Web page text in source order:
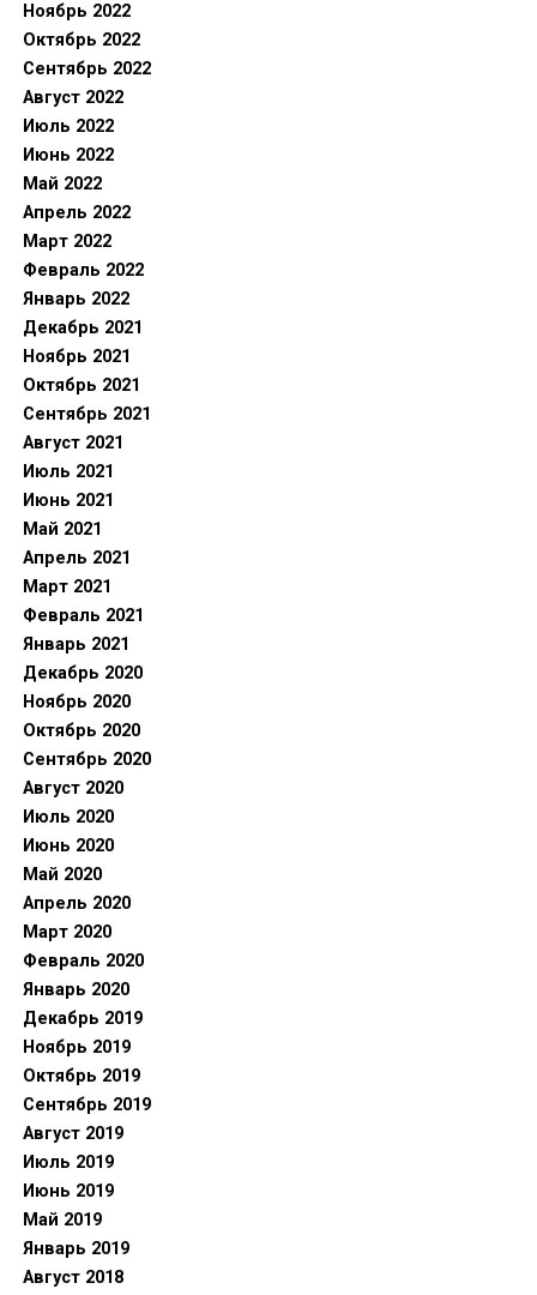
Ноябрь 2022
Октябрь 2022
Сентябрь 2022
Август 2022
Июль 2022
Июнь 2022
Май 2022
Апрель 2022
Март 2022
Февраль 2022
Январь 2022
Декабрь 2021
Ноябрь 2021
Октябрь 2021
Сентябрь 2021
Август 2021
Июль 2021
Июнь 2021
Май 2021
Апрель 2021
Март 2021
Февраль 2021
Январь 2021
Декабрь 2020
Ноябрь 2020
Октябрь 2020
Сентябрь 2020
Август 2020
Июль 2020
Июнь 2020
Май 2020
Апрель 2020
Март 2020
Февраль 2020
Январь 2020
Декабрь 2019
Ноябрь 2019
Октябрь 2019
Сентябрь 2019
Август 2019
Июль 2019
Июнь 2019
Май 2019
Январь 2019
Август 2018